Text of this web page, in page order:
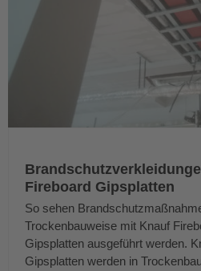
Fireboard Gipsplatten
So sehen
Trockenbauweise mit Knauf
Gipsplatten ausgeführt werden.
Gipsplatten werden in